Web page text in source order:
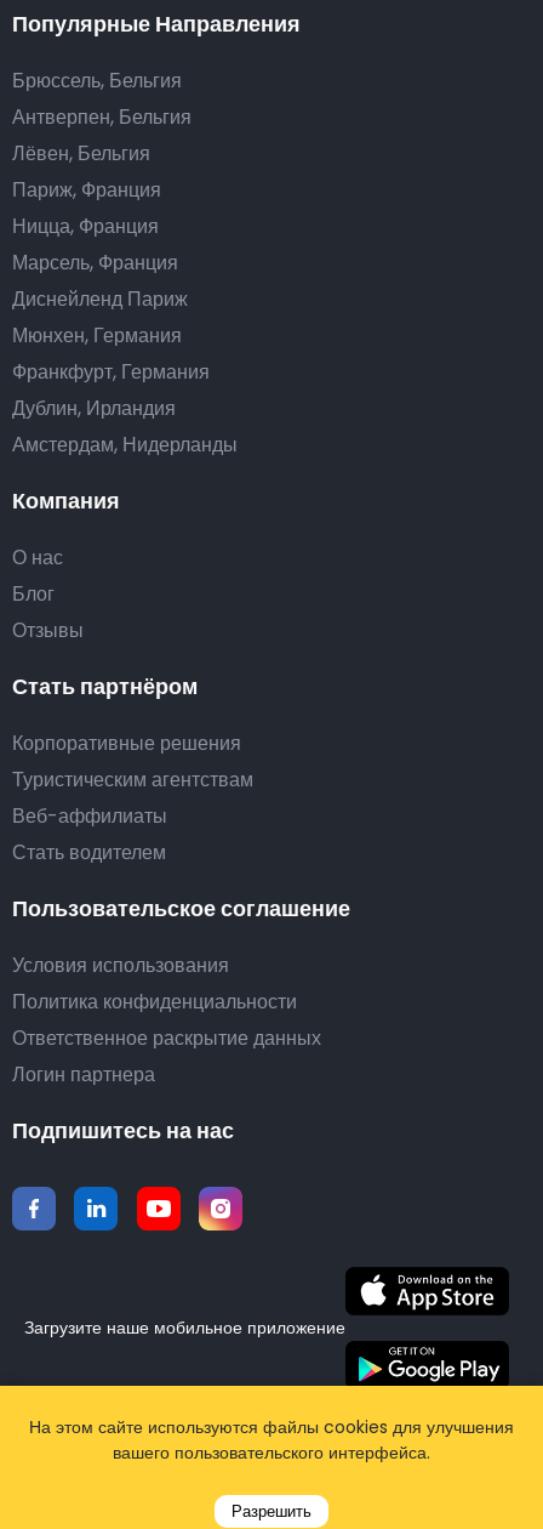
Компания
О нас
Блог
Отзывы
Стать партнёром
Корпоративные решения
Туристическим агентствам
Веб-аффилиаты
Стать водителем
Пользовательское соглашение
Условия использования
Политика конфиденциальности
Ответственное раскрытие данных
Логин партнера
Популярные Направления
Брюссель, Бельгия
Антверпен, Бельгия
Лёвен, Бельгия
Париж, Франция
Ницца, Франция
Марсель, Франция
Диснейленд Париж
Мюнхен, Германия
Франкфурт, Германия
Дублин, Ирландия
Амстердам, Нидерланды
Подпишитесь на нас
Загрузите наше мобильное приложение
©2015-2026 Airporttaxis.com.Все права защищены |
Powered byCodiCo.io
На этом сайте используются файлы cookies для улучшения
вашего пользовательского интерфейса.
Разрешить